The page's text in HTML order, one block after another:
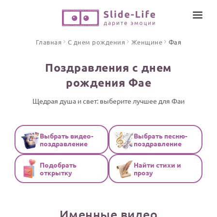
Видео поздравления
Открытки
Стихи и тексты
ПРАЗДНИКИ
С Днем рождения
ИНСТРУМЕНТЫ
ОТЗЫВЫ
Главная С днем рождения Женщине Фая
Поздравления с днем
рождения Фае
Щедрая душа и свет: выберите лучшее для Фаи
Выбрать видео-
поздравление
Выбрать песню-
поздравление
Подобрать
открытку
Найти стихи и
прозу